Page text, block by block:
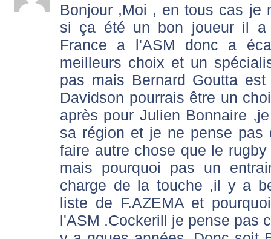
Bonjour ,Moi , en tous cas je
si ça été un bon joueur il a
France a l'ASM donc a
meilleurs choix et un
pas mais Bernard Goutta
Davidson pourrais être un
après pour Julien Bonnaire
sa région et je ne pense
faire autre chose que le
mais pourquoi pas un
charge de la touche ,il y a
liste de F.AZEMA et
l'ASM .Cockerill je pense pas